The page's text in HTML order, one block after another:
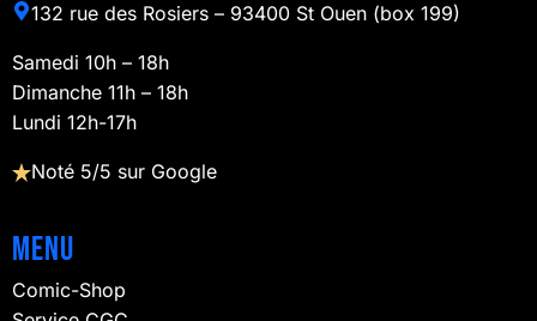
132 rue des Rosiers – 93400 St Ouen (box 199)
Samedi 10h – 18h
Dimanche 11h – 18h
Lundi 12h-17h
Noté 5/5 sur Google
Menu
Comic-Shop